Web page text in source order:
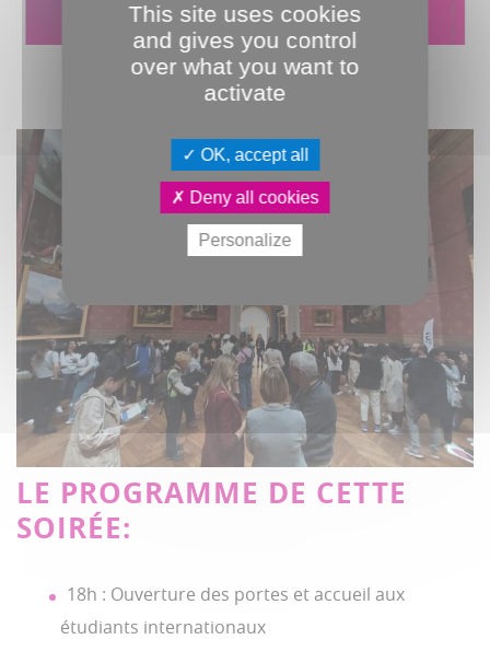
LE PROGRAMME DE CETTE
SOIRÉE:
18h : Ouverture des portes et accueil aux
étudiants internationaux
This site uses cookies
and gives you control
over what you want to
activate
OK, accept all
Deny all cookies
Personalize